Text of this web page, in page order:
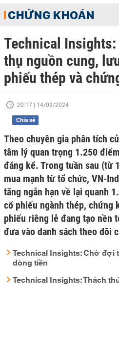
CHỨNG KHOÁN
Technical Insights:
thụ nguồn cung,
phiếu thép và
20:17 | 14/09/2024
Chia sẻ
Theo chuyên gia phân tích
tâm lý quan trọng 1.250
đáng kể. Trong tuần sau (từ
mua mạnh từ tổ chức, VN-
tăng ngắn hạn về lại quanh
cổ phiếu ngành thép, chứng
phiếu riêng lẻ đang tạo nền
đưa vào danh sách theo dõi
Technical Insights: Chờ đợi
dòng tiền
Technical Insights: Thách